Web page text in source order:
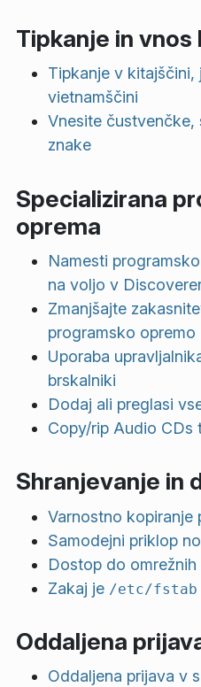
Tipkanje in vnos
Tipkanje v kitajščini,
vietnamščini
Vnesite čustvenčke,
znake
Specializirana
oprema
Namesti
na voljo v
Zmanjšajte
programsko opremo
Uporaba
brskalniki
Dodaj ali preglasi
Copy/rip Audio CDs
Shranjevanje in
Varnostno kopiranje
Samodejni priklop
Dostop do
Zakaj je /etc/fstab
Oddaljena
Oddaljena prijava v